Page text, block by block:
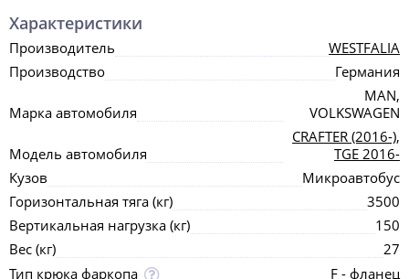
Характеристики
Производитель
WESTFALIA
Производство
Германия
Марка автомобиля
MAN,
VOLKSWAGEN
Модель автомобиля
CRAFTER (2016-),
TGE 2016-
Кузов
Микроавтобус
Горизонтальная тяга (кг)
3500
Вертикальная нагрузка (кг)
150
Вес (кг)
27
Тип крюка фаркопа
F - фланец